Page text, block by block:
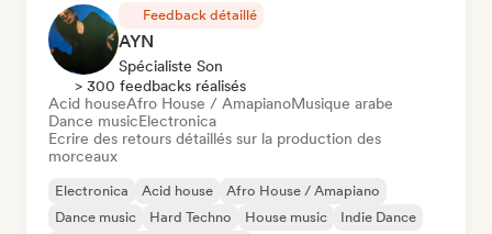
Feedback détaillé
AYN
Spécialiste Son
> 300 feedbacks réalisés
Acid houseAfro House / AmapianoMusique arabe
Dance musicElectronica
Ecrire des retours détaillés sur la production des
morceaux
Electronica Acid house
Afro House / Amapiano
Dance music
Hard Techno House music
Indie Dance